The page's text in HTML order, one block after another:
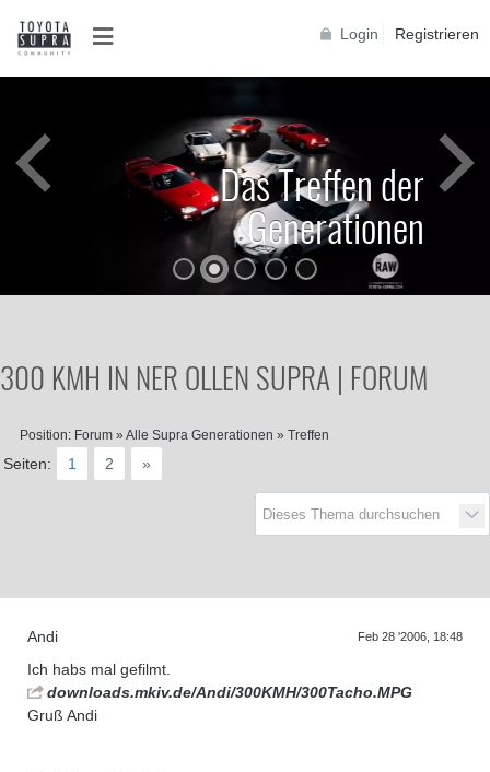
Login Registrieren
D
a
s
T
r
e
f
f
e
n
d
e
r
G
e
n
e
r
a
t
i
o
n
e
n
Das Treffen der
Generationen
300 KMH IN NER OLLEN SUPRA | FORUM
Position: Forum » Alle Supra Generationen » Treffen
Seiten: 1 2 »
Andi Feb 28 '2006, 18:48
Ich habs mal gefilmt.
downloads.mkiv.de/Andi/300KMH/300Tacho.MPG
Gruß Andi